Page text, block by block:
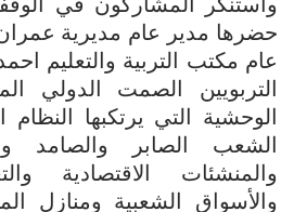
حضرها مدير عام مديرية
عام مكتب التربية والتعليم
التربويين الصمت الدولي
الوحشية التي يرتكبها
الشعب الصابر والصامد
والمنشئات الاقتصادية
والأسواق الشعبية ومنازل